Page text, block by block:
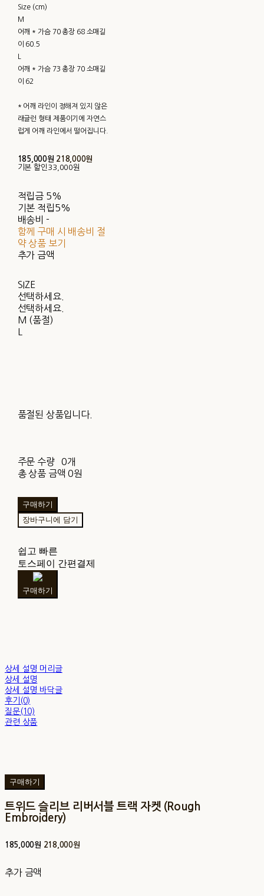
Size (cm)
M
어깨 * 가슴 70 총장 68 소매길
이 60.5
어깨 * 가슴 73 총장 70 소매길
이 62
* 어깨 라인이 정해져 있지 않은
래글런 형태 제품이기에 자연스
럽게 어깨 라인에서 떨어집니다.
185,000원 218,000원
기본 할인 33,000원
적립금 5%
기본 적립5%
배송비 -
함께 구매 시 배송비 절
약 상품 보기
추가 금액
SIZE
선택하세요.
선택하세요.
M (품절)
품절된 상품입니다.
주문 수량
0개
총 상품 금액 0원
구매하기
장바구니에 담기
쉽고 빠른
토스페이 간편결제
구매하기
상세 설명 머리글
상세 설명
상세 설명 바닥글
후기(0)
질문(10)
관련 상품
구매하기
트위드 슬리브 리버서블 트랙 자켓 (Rough
Embroidery)
185,000원 218,000원
추가 금액